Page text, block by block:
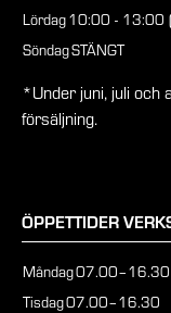
Lördag10:00 - 13:00
SöndagSTÄNGT
*Under juni, juli och
försäljning.
ÖPPETTIDER
Måndag07.00–16.30
Tisdag07.00–16.30